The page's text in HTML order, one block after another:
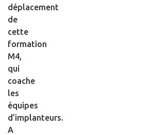
déplacement
de
cette
formation
M4,
qui
coache
les
équipes
d’implanteurs.
A